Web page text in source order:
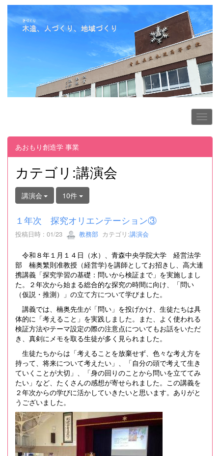
あおもり創造学 事業
カテゴリ:講演会
講演会 10件
１年次 探究オリエンテーション③
投稿日時 : 01/23 教務部 カテゴリ:講演会
令和８年１月１４日（水）、青森中央学院大学 経営法学
部 楠奥繁則准教授（経営学)を講師としてお招きし、高大連
携講義「探究学習の基礎：問いから検証まで」を実施しまし
た。２年次から始まる総合的な探究の時間に向け、「問い
（仮説・推測）」の立て方について学びました。
講義では、楠奥先生が「問い」を投げかけ、生徒たちは具
体的に「考えること」を実践しました。また、よく使われる
検証方法やテーマ設定の際の注意点についてもお話をいただ
き、真剣にメモを取る生徒が多く見られました。
生徒たちからは「考えることを放棄せず、色々な考え方を
持って、将来について考えたい」、「自分の頭で考えて生き
ていくことが大切」、「身の回りのことから問いを立ててみ
たい」など、たくさんの感想が寄せられました。この講義を
２年次からの学びに活かしていきたいと思います。ありがと
うございました。